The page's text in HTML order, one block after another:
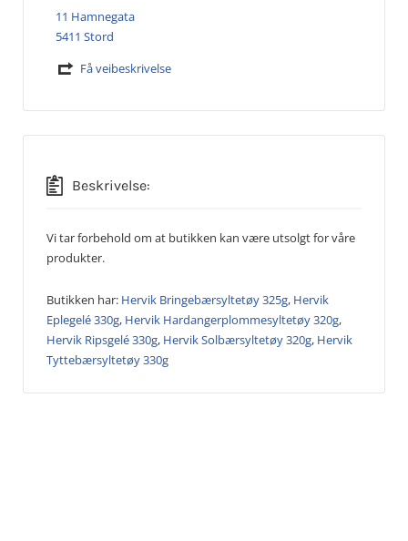
11 Hamnegata
5411 Stord
Få veibeskrivelse
Beskrivelse:
Vi tar forbehold om at butikken kan være utsolgt for våre
produkter.
Butikken har: Hervik Bringebærsyltetøy 325g, Hervik
Eplegelé 330g, Hervik Hardangerplommesyltetøy 320g,
Hervik Ripsgelé 330g, Hervik Solbærsyltetøy 320g, Hervik
Tyttebærsyltetøy 330g